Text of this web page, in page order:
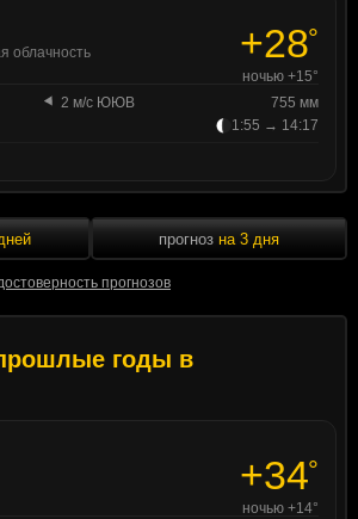
облачность +28°
ночью +15°
2 м/с ЮЮВ
755 мм
1:55 → 14:17
прогнозов
прогноз на 3 дня
годы в
+34°
ночью +14°